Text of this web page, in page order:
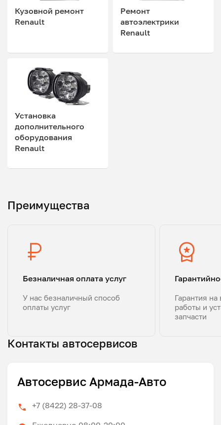
Кузовной ремонт
Renault
Ремонт
автоэлектрики
Renault
Установка
дополнительного
оборудования
Renault
Преимущества
Безналичная оплата услуг
У нас безналичный способ
оплаты услуг
Гарантия
работы и
запчасти
Контакты автосервисов
Автосервис Армада-Авто
+7 (8422) 28-37-08